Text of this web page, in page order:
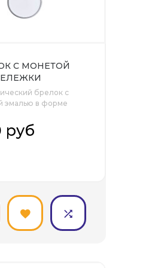
С МОНЕТОЙ
брелок с
эмалью в форме
руб